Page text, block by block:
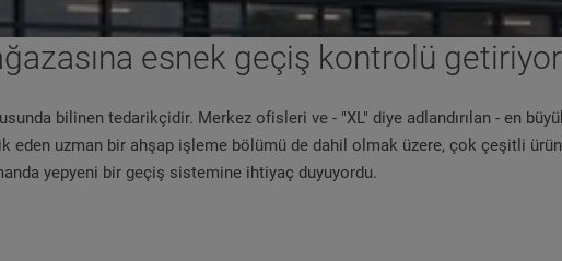
esnek geçiş kontrolü getiriyor
bilinen tedarikçidir. Merkez ofisleri ve - "XL" diye adlandırılan - en
eden uzman bir ahşap işleme bölümü de dahil olmak üzere, çok çeşitli
yepyeni bir geçiş sistemine ihtiyaç duyuyordu.